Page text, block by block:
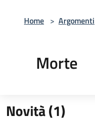
Home > Argomenti
Morte
Novità (1)